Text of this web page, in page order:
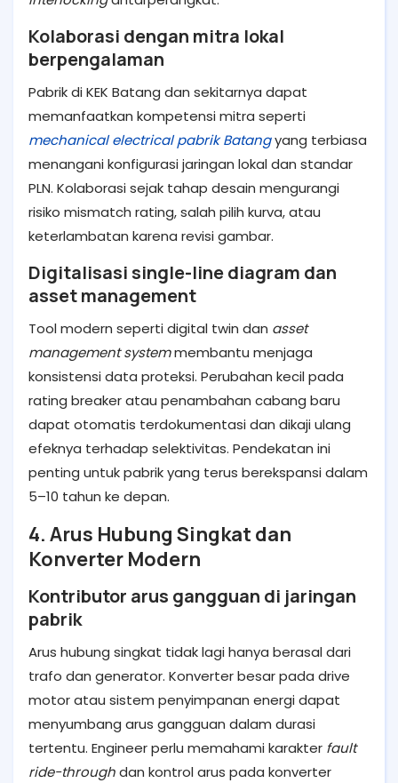
Kolaborasi dengan mitra lokal
berpengalaman
Pabrik di KEK Batang dan sekitarnya dapat
memanfaatkan kompetensi mitra seperti
mechanical electrical pabrik Batangyang terbiasa
menangani konfigurasi jaringan lokal dan standar
PLN. Kolaborasi sejak tahap desain mengurangi
risiko mismatch rating, salah pilih kurva, atau
keterlambatan karena revisi gambar.
Digitalisasi single-line diagram dan
asset management
Tool modern seperti digital twin dan asset
management systemmembantu menjaga
konsistensi data proteksi. Perubahan kecil pada
rating breaker atau penambahan cabang baru
dapat otomatis terdokumentasi dan dikaji ulang
efeknya terhadap selektivitas. Pendekatan ini
penting untuk pabrik yang terus berekspansi dalam
5–10 tahun ke depan.
4. Arus Hubung Singkat dan
Konverter Modern
Kontributor arus gangguan di jaringan
pabrik
Arus hubung singkat tidak lagi hanya berasal dari
trafo dan generator. Konverter besar pada drive
motor atau sistem penyimpanan energi dapat
menyumbang arus gangguan dalam durasi
tertentu. Engineer perlu memahami karakter fault
ride-throughdan kontrol arus pada konverter